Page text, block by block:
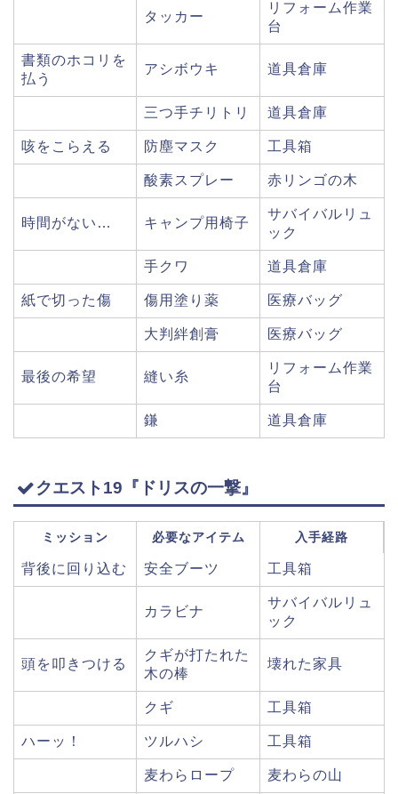
タッカー
リフォーム作業
台
書類のホコリを
払う
アシボウキ 道具倉庫
三つ手チリトリ 道具倉庫
咳をこらえる 防塵マスク 工具箱
酸素スプレー 赤リンゴの木
時間がない… キャンプ用椅子
サバイバルリュ
ック
手クワ 道具倉庫
紙で切った傷 傷用塗り薬 医療バッグ
大判絆創膏 医療バッグ
最後の希望 縫い糸
リフォーム作業
台
鎌 道具倉庫
クエスト19『ドリスの一撃』
ミッション 必要なアイテム 入手経路
背後に回り込む 安全ブーツ 工具箱
カラビナ
サバイバルリュ
ック
頭を叩きつける
クギが打たれた
木の棒
壊れた家具
クギ 工具箱
ハーッ！ ツルハシ 工具箱
麦わらロープ 麦わらの山